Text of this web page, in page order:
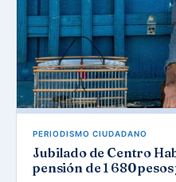
PERIODISMO CIUDADANO
Jubilado de Centro
pensión de 1 680